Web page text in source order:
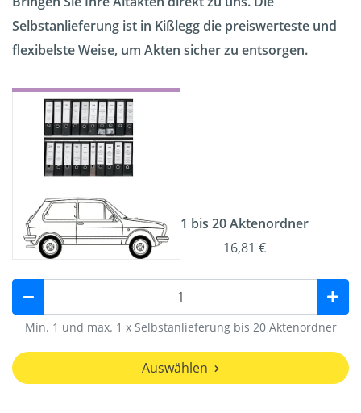
Selbstanlieferung ist in Kißlegg die preiswerteste und
flexibelste Weise, um Akten sicher zu entsorgen.
1 bis 20 Aktenordner
16,81 €
Min. 1 und max. 1 x Selbstanlieferung bis 20 Aktenordner
Auswählen